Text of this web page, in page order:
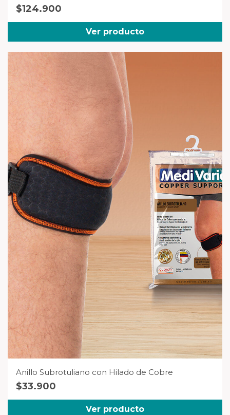
$124.900
Ver producto
Anillo Subrotuliano con Hilado de Cobre
$33.900
Ver producto